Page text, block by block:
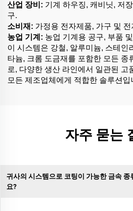
산업 장비: 기계 하우징, 캐비닛, 저
구.
소비재: 가정용 전자제품, 가구 및
농업 기계: 농업 기계용 공구, 부품
이 시스템은 강철, 알루미늄, 스테인
타늄, 크롬 도금재를 포함한 모든 종
로, 다양한 생산 라인에서 일관된 고
모든 제조업체에게 적합한 솔루션입
자주 묻는
귀사의 시스템으로 코팅이 가능한 금속 종
요?